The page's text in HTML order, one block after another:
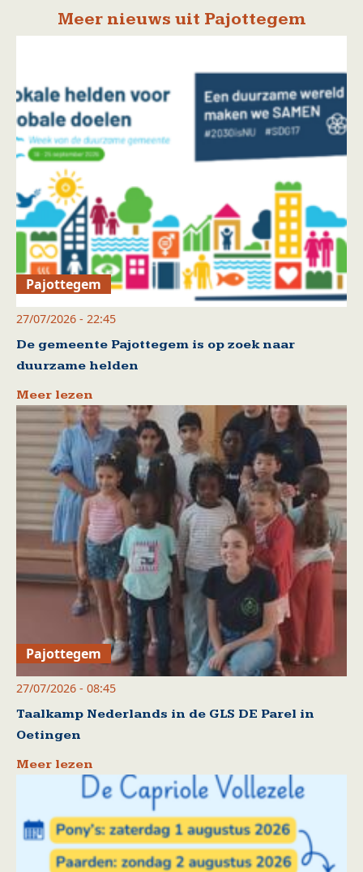
Meer nieuws uit Pajottegem
Pajottegem
27/07/2026 - 22:45
De gemeente Pajottegem is op zoek naar
duurzame helden
Meer lezen
Pajottegem
27/07/2026 - 08:45
Taalkamp Nederlands in de GLS DE Parel in
Oetingen
Meer lezen